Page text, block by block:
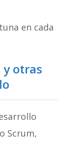
en cada
y otras
Scrum,